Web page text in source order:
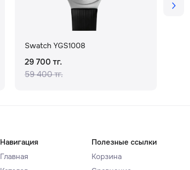
Swatch YGS1008
29 700 тг.
59 400 тг.
Навигация
Главная
Полезные ссылки
Корзина